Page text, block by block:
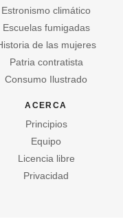
Estronismo climático
Escuelas fumigadas
de las mujeres
Patria contratista
Consumo Ilustrado
acerca
Principios
Equipo
Licencia libre
Privacidad